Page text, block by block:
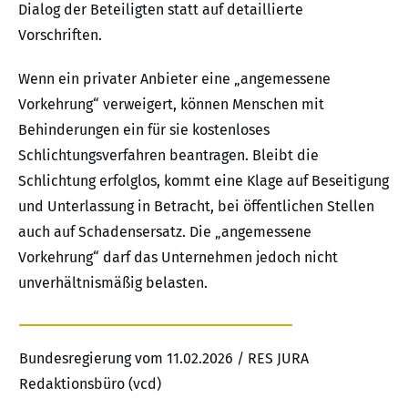
Dialog der Beteiligten statt auf detaillierte
Vorschriften.
Wenn ein privater Anbieter eine „angemessene
Vorkehrung“ verweigert, können Menschen mit
Behinderungen ein für sie kostenloses
Schlichtungsverfahren beantragen. Bleibt die
Schlichtung erfolglos, kommt eine Klage auf Beseitigung
und Unterlassung in Betracht, bei öffentlichen Stellen
auch auf Schadensersatz. Die „angemessene
Vorkehrung“ darf das Unternehmen jedoch nicht
unverhältnismäßig belasten.
Bundesregierung vom 11.02.2026 / RES JURA
Redaktionsbüro (vcd)